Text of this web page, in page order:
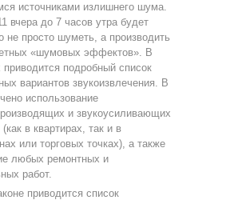
источниками излишнего шума.
вчера до 7 часов утра будет
не просто шуметь, а производить
«шумовых эффектов». В
приводится подробный список
вариантов звукоизвлечения. В
использование
и звукоусиливающих
(как в квартирах, так и в
или торговых точках), а также
любых ремонтных и
работ.
приводится список